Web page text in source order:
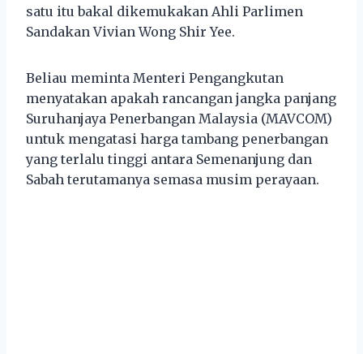
satu itu bakal dikemukakan Ahli Parlimen
Sandakan Vivian Wong Shir Yee.
Beliau meminta Menteri Pengangkutan
menyatakan apakah rancangan jangka panjang
Suruhanjaya Penerbangan Malaysia (MAVCOM)
untuk mengatasi harga tambang penerbangan
yang terlalu tinggi antara Semenanjung dan
Sabah terutamanya semasa musim perayaan.